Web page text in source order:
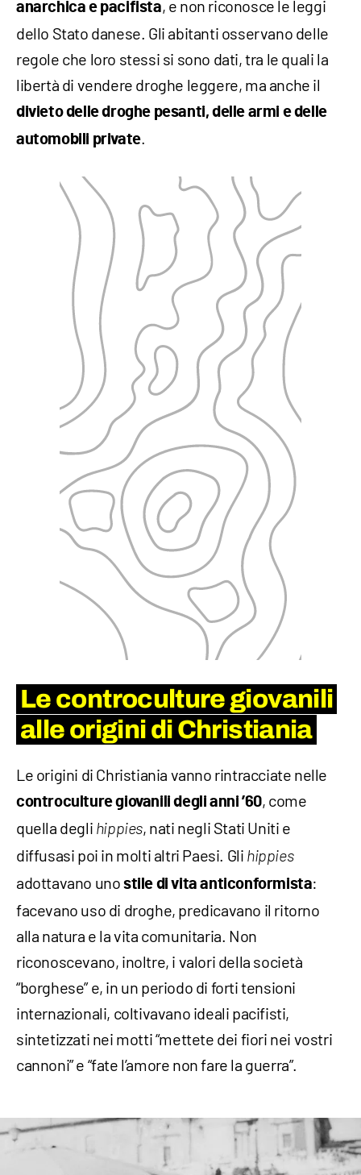
anarchica e pacifista, e non riconosce le leggi
dello Stato danese. Gli abitanti osservano delle
regole che loro stessi si sono dati, tra le quali la
libertà di vendere droghe leggere, ma anche il
divieto delle droghe pesanti, delle armi e delle
automobili private.
Le controculture giovanili
alle origini di Christiania
Le origini di Christiania vanno rintracciate nelle
controculture giovanili degli anni ’60, come
quella degli hippies, nati negli Stati Uniti e
diffusasi poi in molti altri Paesi. Gli hippies
adottavano uno stile di vita anticonformista:
facevano uso di droghe, predicavano il ritorno
alla natura e la vita comunitaria. Non
riconoscevano, inoltre, i valori della società
“borghese” e, in un periodo di forti tensioni
internazionali, coltivavano ideali pacifisti,
sintetizzati nei motti “mettete dei fiori nei vostri
cannoni” e “fate l’amore non fare la guerra”.